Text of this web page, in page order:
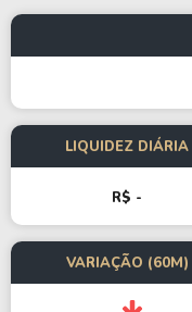
LIQUIDEZ DIÁRIA
R$ -
VARIAÇÃO (60M)